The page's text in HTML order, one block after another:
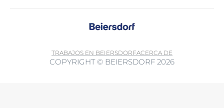
TRABAJOS EN BEIERSDORFACERCA DE
COPYRIGHT © BEIERSDORF 2026